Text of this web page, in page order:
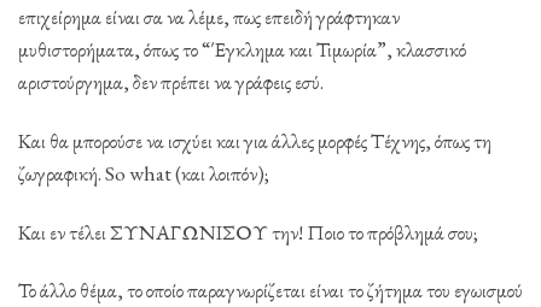
επιχείρημα είναι σα να λέμε, πως επειδή γράφτηκαν
μυθιστορήματα, όπως το “Έγκλημα και Τιμωρία”, κλασσικό
αριστούργημα, δεν πρέπει να γράφεις εσύ.
Και θα μπορούσε να ισχύει και για άλλες μορφές Τέχνης, όπως τη
ζωγραφική. So what (και λοιπόν);
Και εν τέλει ΣΥΝΑΓΩΝΙΣΟΥ την! Ποιο το πρόβλημά σου;
Το άλλο θέμα, το οποίο παραγνωρίζεται είναι το ζήτημα του εγωισμού